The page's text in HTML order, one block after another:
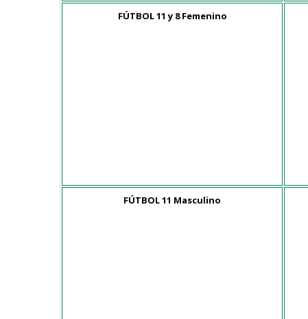
FÚTBOL 11 y 8 Femenino
FÚTBOL 11 Masculino